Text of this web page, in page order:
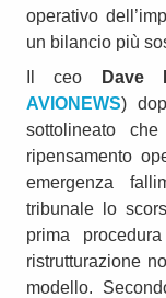
operativo
un bilancio più
Il ceo
Dave
AVIONEWS)
sottolineato
ripensamento
emergenza
tribunale lo
prima
ristrutturazione
modello.